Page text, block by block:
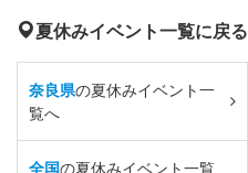
夏休みイベント一覧に戻る
奈良県の夏休みイベント一
覧へ
全国の夏休みイベント一覧